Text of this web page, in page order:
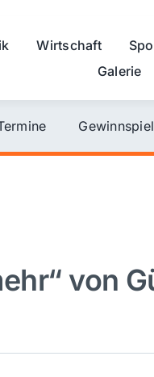
Wirtschaft
Galerie
von